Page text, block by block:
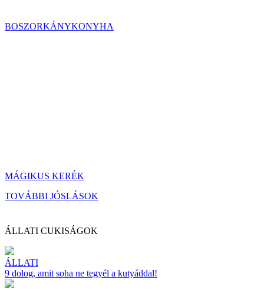
BOSZORKÁNYKONYHA
MÁGIKUS KERÉK
TOVÁBBI JÓSLÁSOK
ÁLLATI CUKISÁGOK
ÁLLATI
9 dolog, amit soha ne tegyél a kutyáddal!